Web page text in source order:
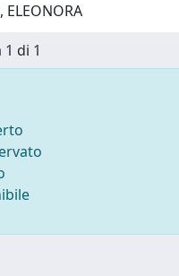
ELEONORA
di 1